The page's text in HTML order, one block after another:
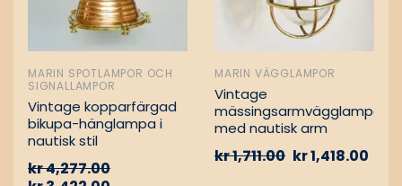
MARIN SPOTLAMPOR OCH
SIGNALLAMPOR
Vintage kopparfärgad
bikupa-hänglampa i
nautisk stil
kr4,277.00
MARIN VÄGGLAMPOR
Vintage
mässingsarmvägglampa
med nautisk arm
kr1,711.00 kr1,418.00